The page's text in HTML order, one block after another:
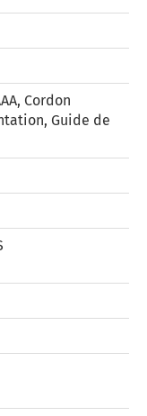
Cordon
Guide de